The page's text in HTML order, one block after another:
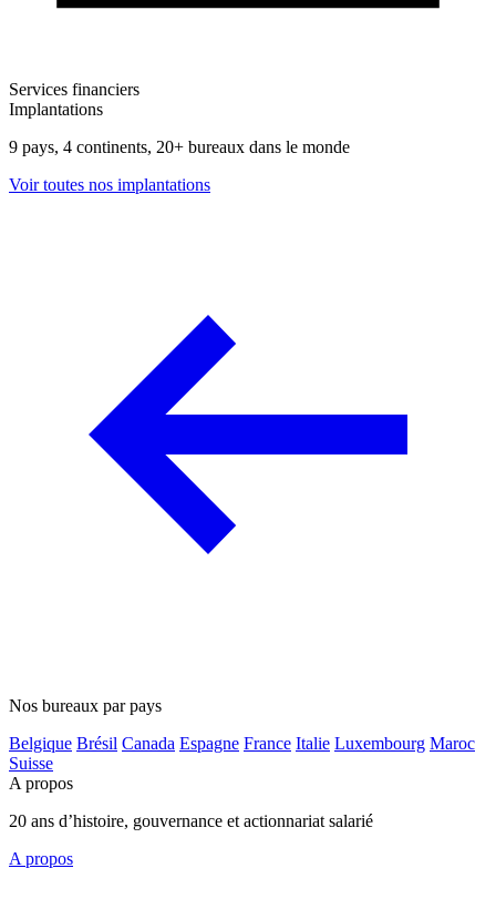
Services financiers
Implantations
9 pays, 4 continents, 20+ bureaux dans le monde
Voir toutes nos implantations
Nos bureaux par pays
Belgique Brésil Canada Espagne France Italie Luxembourg Maroc
Suisse
A propos
20 ans d’histoire, gouvernance et actionnariat salarié
A propos